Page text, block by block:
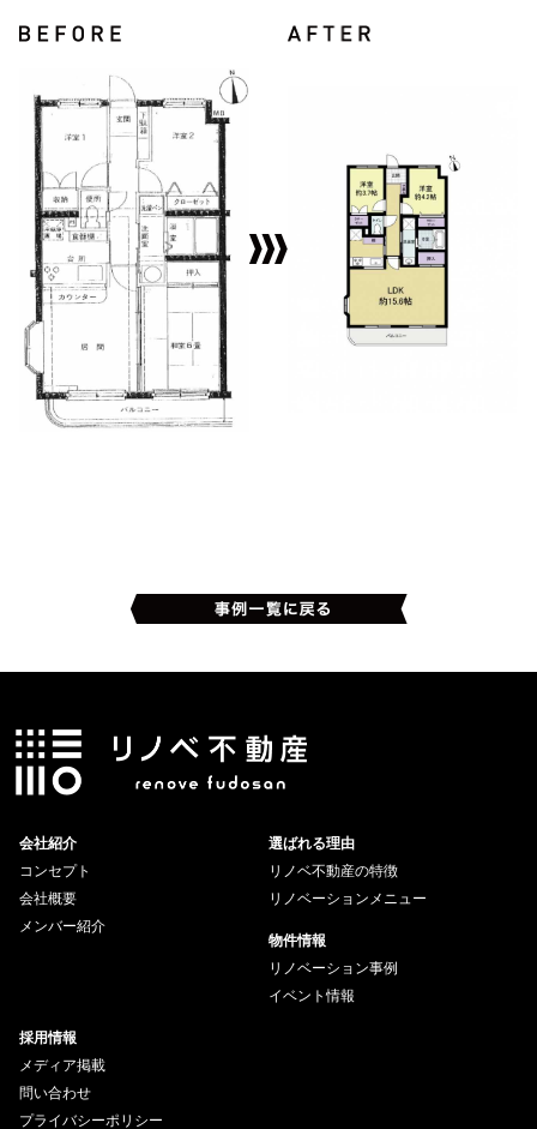
会社紹介
コンセプト
会社概要
メンバー紹介
選ばれる理由
リノベ不動産の特徴
リノベーションメニュー
物件情報
リノベーション事例
イベント情報
採用情報
メディア掲載
問い合わせ
プライバシーポリシー